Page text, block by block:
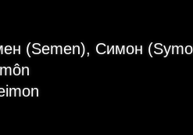
(Semen), Симон